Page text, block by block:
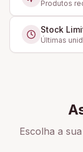
Produtos
Stock
Últimas
Escolha a